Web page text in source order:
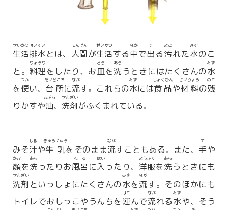
生活
せいかつ
排水
はいすい
とは、 人間
にんげん
が生活
せいかつ
する中
なか
で出
で
る汚
よご
れた水
みず
のこ
と。 料理
りょうり
をしたり、お皿
さら
を洗
あら
うときにはたくさんの水
みず
を使
つか
い、 台所
だいどころ
に流
なが
す。これらの水
みず
には食品
しょくひん
や材料
ざいりょう
の残
のこ
りかすや油
あぶら
、 洗剤
せんざい
がふくまれている。
みそ汁
しる
や牛乳
ぎゅうにゅう
をそのまま流
なが
すこともある。また、 手
て
や
顔
かお
を洗
あら
ったりお風呂
ふろ
に入
はい
ったり、 洋服
ようふく
を洗
あら
うときにも
洗剤
せんざい
といっしょにたくさんの水
みず
を流
なが
す。そのほかにも
トイレでおしっこやうんちを 運
はこ
んで流
なが
れる水
みず
や、そう